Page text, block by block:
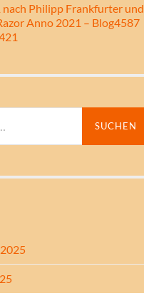
nach Philipp Frankfurter und
Anno 2021 – Blog4587